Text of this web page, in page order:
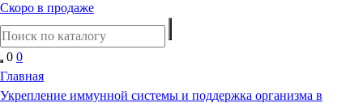
Скоро в продаже
0 0
Главная
Укрепление иммунной системы и поддержка организма в